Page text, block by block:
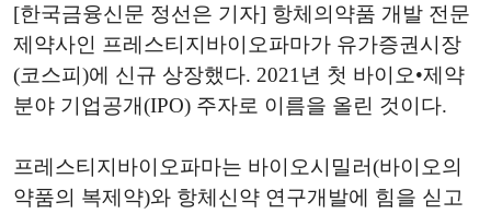
[한국금융신문 정선은 기자] 항체의약품 개발 전문
제약사인 프레스티지바이오파마가 유가증권시장
(코스피)에 신규 상장했다. 2021년 첫 바이오•제약
분야 기업공개(IPO) 주자로 이름을 올린 것이다.
프레스티지바이오파마는 바이오시밀러(바이오의
약품의 복제약)와 항체신약 연구개발에 힘을 싣고